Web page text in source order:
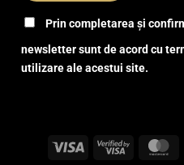
Prin completarea și
newsletter sunt de acord cu
utilizare ale acestui site.
Visa
Visa